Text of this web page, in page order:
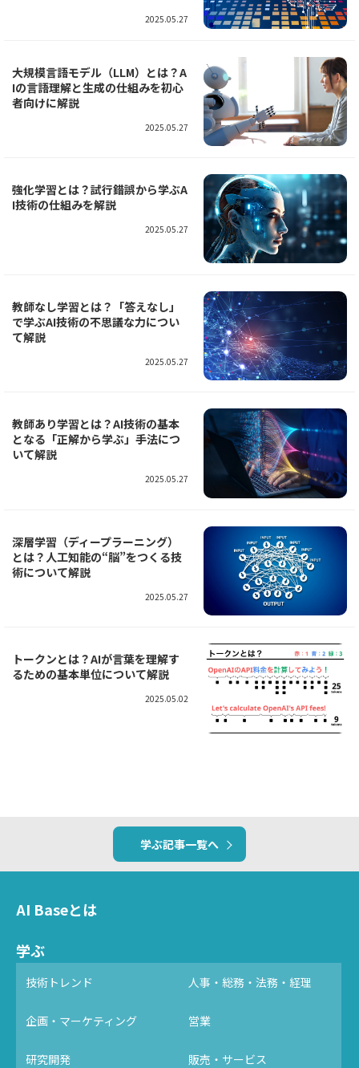
2025.05.27
大規模言語モデル（LLM）とは？A
Iの言語理解と生成の仕組みを初心
者向けに解説
2025.05.27
強化学習とは？試行錯誤から学ぶA
I技術の仕組みを解説
2025.05.27
教師なし学習とは？「答えなし」
で学ぶAI技術の不思議な力につい
て解説
2025.05.27
教師あり学習とは？AI技術の基本
となる「正解から学ぶ」手法につ
いて解説
2025.05.27
深層学習（ディープラーニング）
とは？人工知能の“脳”をつくる技
術について解説
2025.05.27
トークンとは？AIが言葉を理解す
るための基本単位について解説
2025.05.02
学ぶ記事一覧へ
AI Baseとは
学ぶ
技術トレンド 人事・総務・法務・経理
企画・マーケティング 営業
研究開発 販売・サービス